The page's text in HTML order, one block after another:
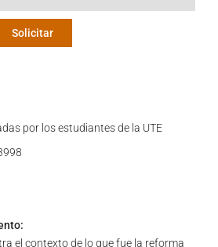
Solicitar
por los estudiantes de la UTE
el contexto de lo que fue la reforma